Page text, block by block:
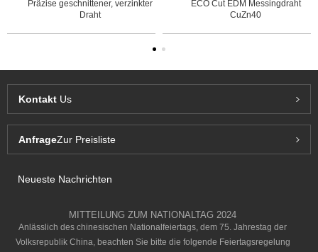
Präzise geschnittener, verzinkter
Draht
ECO Cut EDM Messingdraht
CuZn40
Kontakt Us
AnfrageZur Preisliste
Neueste Nachrichten
MITTEILUNG ZUM NATIONALTAG 2024
Anlässlich des chinesischen Nationalfeiertags, dem 75. Jahrestag der
Volksrepublik China, beachten Sie bitte die folgende Feiertagsregelung